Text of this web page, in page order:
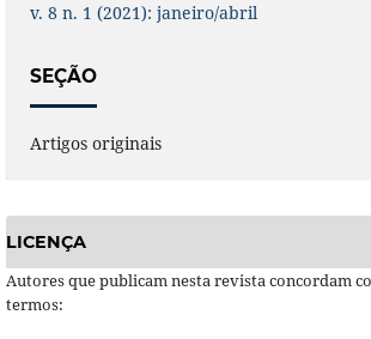
v. 8 n. 1 (2021): janeiro/abril
SEÇÃO
Artigos originais
LICENÇA
Autores que publicam nesta revista concordam
termos: